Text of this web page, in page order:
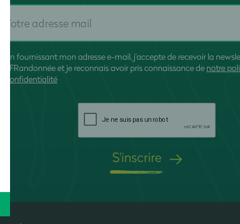
En fournissant mon adresse e-mail, j'accepte de recevoir la
FFRandonnée et je reconnais avoir pris connaissance de notre
confidentialité
S'inscrire